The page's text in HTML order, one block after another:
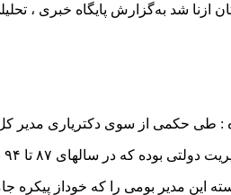
ازنا شد به‌گزارش پایگاه خبری ،
: طی حکمی از سوی دکتریاری
۸ سال ریاست بهزیستی شهرستان ازنا را در کارنامه خود دارد.
این مدیر بومی را که خوداز